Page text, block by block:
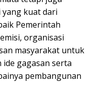
kuat dari
Pemerintah
organisasi
masyarakat untuk
gagasan serta
pembangunan